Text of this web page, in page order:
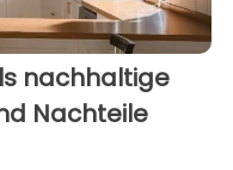
nachhaltige
Nachteile